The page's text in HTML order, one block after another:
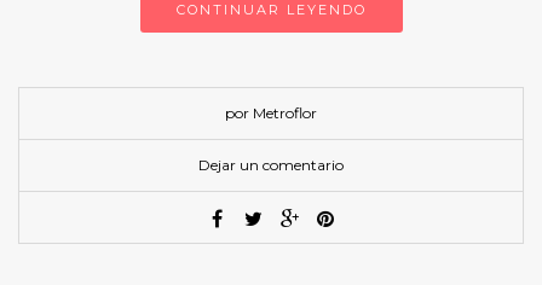
CONTINUAR LEYENDO
por Metroflor
Dejar un comentario